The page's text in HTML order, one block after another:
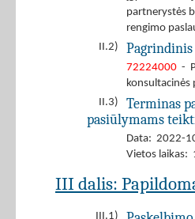
partnerystės
rengimo
II.2)
Pagrindinis
72224000 -
konsultacinės
II.3)
Terminas
pasiūlymams
Data: 2022-
Vietos laikas:
III dalis:
III.1)